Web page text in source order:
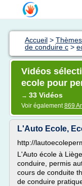
Accueil >
de conduire c >
Vidéos
ecole pour
→ 33 Vidéos
Voir également869
L'Auto Ecole,
http://
L'Auto école à
conduire, permis
cours de conduite
de conduire